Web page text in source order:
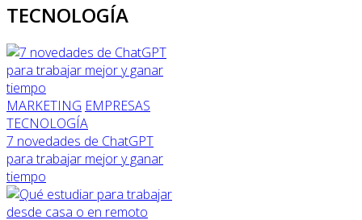
TECNOLOGÍA
MARKETING EMPRESAS
TECNOLOGÍA
7 novedades de ChatGPT
para trabajar mejor y ganar
tiempo